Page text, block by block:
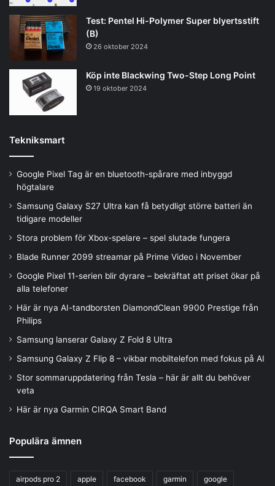
Test: Pentel Hi-Polymer Super blyertsstift
(B)
26 oktober 2024
Köp inte Blackwing Two-Step Long Point
19 oktober 2024
Tekniksmart
Google Pixel Tag är en bluetooth-spårare med inbyggd
högtalare
Samsung Galaxy S27 Ultra kan få betydligt större batteri än
tidigare modeller
Stora problem för Xbox-spelare – spel slutade fungera
Blade Runner 2099 streamar på Prime Video i November
Google Pixel 11-serien blir dyrare – bekräftat att priset ökar på
alla telefoner
Här är nya AI-tandborsten DiamondClean 9900 Prestige från
Philips
Samsung lanserar Galaxy Z Fold 8 Ultra
Samsung Galaxy Z Flip 8 – vikbar mobiltelefon med fokus på AI
Stor sommaruppdatering från Tesla – här är allt du behöver
veta
Här är nya Garmin CIRQA Smart Band
Populära ämnen
airpods pro 2 apple facebook garmin google